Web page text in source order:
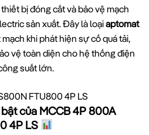
bị đóng cắt và bảo vệ mạch
sản xuất. Đây là loạiaptomat
khi phát hiện sự cố quá tải,
vệ toàn diện cho hệ thống điện
suất lớn.
của MCCB 4P 800A
4P LS